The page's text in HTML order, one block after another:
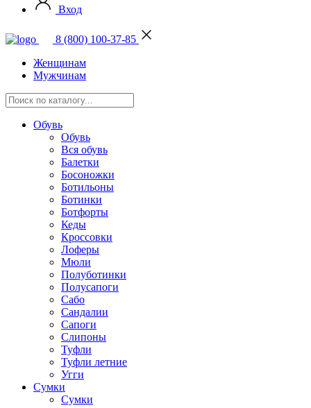
Вход
8 (800) 100-37-85
Женщинам
Мужчинам
Обувь
Обувь
Вся обувь
Балетки
Босоножки
Ботильоны
Ботинки
Ботфорты
Кеды
Кроссовки
Лоферы
Мюли
Полуботинки
Полусапоги
Сабо
Сандалии
Сапоги
Слипоны
Туфли
Туфли летние
Угги
Сумки
Сумки